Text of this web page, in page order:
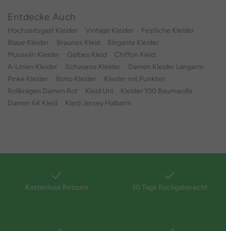
Entdecke Auch
Hochzeitsgast Kleider Vintage Kleider
Festliche Kleider
Blaue Kleider
Braunes Kleid
Elegante Kleider
Musselin Kleider
Gelbes Kleid
Chiffon Kleid
A-Linien Kleider
Schwarze Kleider
Damen Kleider Langarm
Pinke Kleider
Boho Kleider
Kleider mit Punkten
Rollkragen Damen Rot
Kleid Uni
Kleider 100 Baumwolle
Damen 64 Kleid
Kleid Jersey Halbarm
Kostenlose Retoure 30 Tage Rückgaberecht